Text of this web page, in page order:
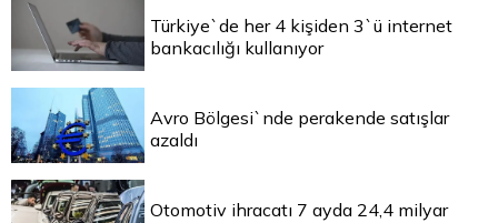
Türkiye`de her 4 kişiden 3`ü internet
bankacılığı kullanıyor
Avro Bölgesi`nde perakende satışlar
azaldı
Otomotiv ihracatı 7 ayda 24,4 milyar